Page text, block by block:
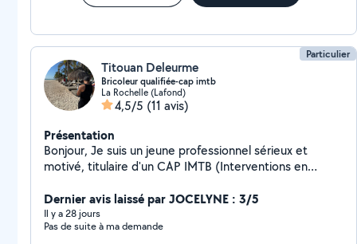
Particulier
Titouan Deleurme
Bricoleur qualifiée-cap imtb
La Rochelle (Lafond)
4,5/5 (11 avis)
Présentation
Bonjour, Je suis un jeune professionnel sérieux et
motivé, titulaire d'un CAP IMTB (Interventions en
CAP Maçonnerie. Habitué aux chantiers et au travail
manuel, je suis polyvalent et soigneux dans tout ce que
j'entreprends. Je peux intervenir
Dernier avis laissé par JOCELYNE : 3/5
Il y a 28 jours
Pas de suite à ma demande